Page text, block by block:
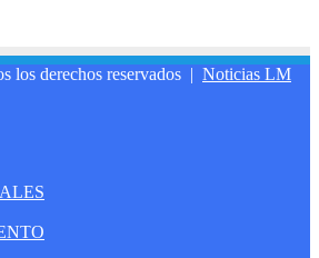
los derechos reservados | Noticias LM